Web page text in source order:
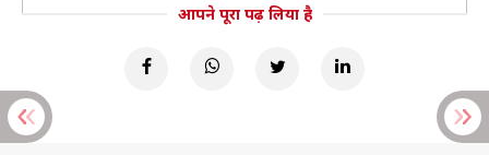
आपने पूरा पढ़ लिया है